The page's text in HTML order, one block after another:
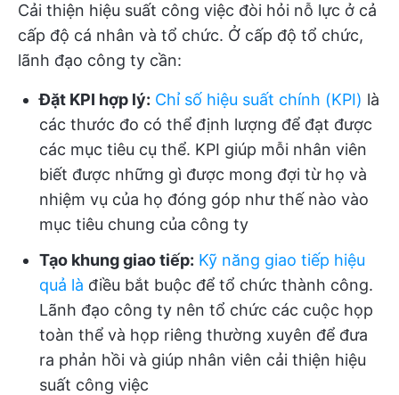
Cải thiện hiệu suất công việc đòi hỏi nỗ lực ở cả
cấp độ cá nhân và tổ chức. Ở cấp độ tổ chức,
lãnh đạo công ty cần:
Đặt KPI hợp lý: Chỉ số hiệu suất chính (KPI) là
các thước đo có thể định lượng để đạt được
các mục tiêu cụ thể. KPI giúp mỗi nhân viên
biết được những gì được mong đợi từ họ và
nhiệm vụ của họ đóng góp như thế nào vào
mục tiêu chung của công ty
Tạo khung giao tiếp: Kỹ năng giao tiếp hiệu
quả là điều bắt buộc để tổ chức thành công.
Lãnh đạo công ty nên tổ chức các cuộc họp
toàn thể và họp riêng thường xuyên để đưa
ra phản hồi và giúp nhân viên cải thiện hiệu
suất công việc